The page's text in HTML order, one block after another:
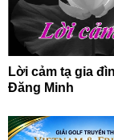
Lời cảm tạ gia
Đăng Minh